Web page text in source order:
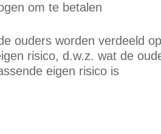
om te betalen
ouders worden verdeeld op
risico, d.w.z. wat de
eigen risico is